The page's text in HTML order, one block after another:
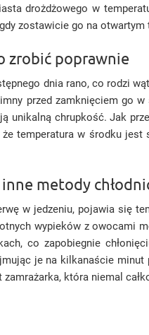
drożdżowego w
zostawicie go na
zrobić poprawnie
dnia rano, co rodzi
przed zamknięciem go
chrupkość. Jak
temperatura w środku
metody
w jedzeniu, pojawia
wypieków z
co zapobiegnie
je na kilkanaście
która niemal